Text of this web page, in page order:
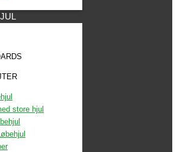
store hjul